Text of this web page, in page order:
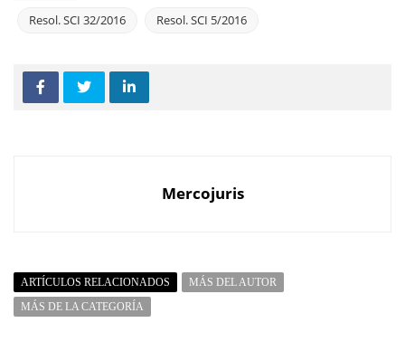
Resol. SCI 32/2016 Resol. SCI 5/2016
Mercojuris
ARTÍCULOS RELACIONADOS
MÁS DEL AUTOR
MÁS DE LA CATEGORÍA